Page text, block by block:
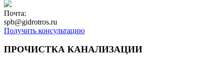
Почта:
spb@gidrotros.ru
Получить консультацию
ПРОЧИСТКА КАНАЛИЗАЦИИ